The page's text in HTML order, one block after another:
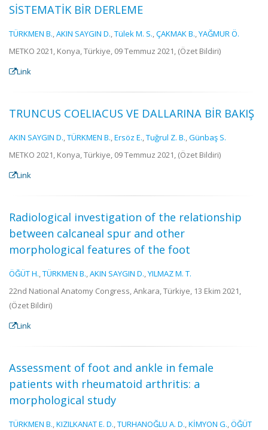
SİSTEMATİK BİR DERLEME
TÜRKMEN B.,AKIN SAYGIN D.,Tülek M. S.,ÇAKMAK B.,YAĞMUR Ö.
METKO 2021, Konya, Türkiye, 09 Temmuz 2021, (Özet Bildiri)
Link
TRUNCUS COELIACUS VE DALLARINA BİR BAKIŞ
AKIN SAYGIN D.,TÜRKMEN B.,Ersöz E.,Tuğrul Z. B.,Günbaş S.
METKO 2021, Konya, Türkiye, 09 Temmuz 2021, (Özet Bildiri)
Link
Radiological investigation of the relationship
between calcaneal spur and other
morphological features of the foot
ÖĞÜT H.,TÜRKMEN B.,AKIN SAYGIN D.,YILMAZ M. T.
22nd National Anatomy Congress, Ankara, Türkiye, 13 Ekim 2021,
(Özet Bildiri)
Link
Assessment of foot and ankle in female
patients with rheumatoid arthritis: a
morphological study
TÜRKMEN B.,KIZILKANAT E. D.,TURHANOĞLU A. D.,KİMYON G.,ÖĞÜT